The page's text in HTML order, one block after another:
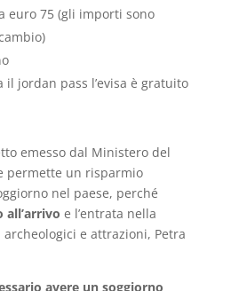
euro 75 (gli importi sono
jordan pass l’evisa è gratuito
emesso dal Ministero del
permette un risparmio
nel paese, perché
all’arrivo e l’entrata nella
e attrazioni, Petra
avere un soggiorno